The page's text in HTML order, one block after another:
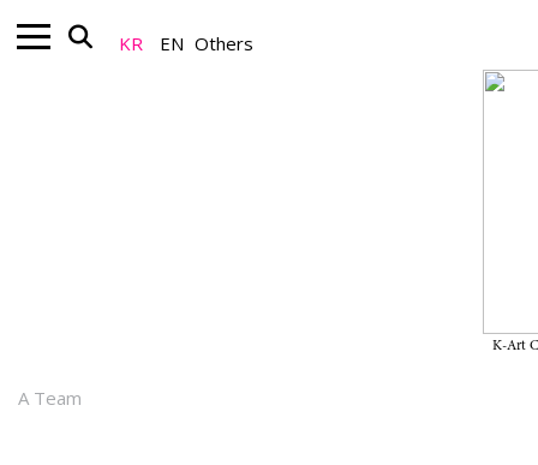
KR EN Others
K-Art
A Team